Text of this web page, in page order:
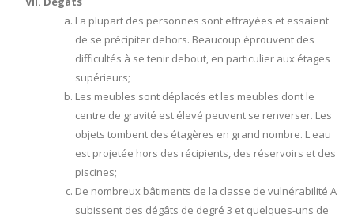
La plupart des personnes sont effrayées et essaient
de se précipiter dehors. Beaucoup éprouvent des
difficultés à se tenir debout, en particulier aux étages
supérieurs;
Les meubles sont déplacés et les meubles dont le
centre de gravité est élevé peuvent se renverser. Les
objets tombent des étagères en grand nombre. L'eau
est projetée hors des récipients, des réservoirs et des
piscines;
De nombreux bâtiments de la classe de vulnérabilité A
subissent des dégâts de degré 3 et quelques-uns de